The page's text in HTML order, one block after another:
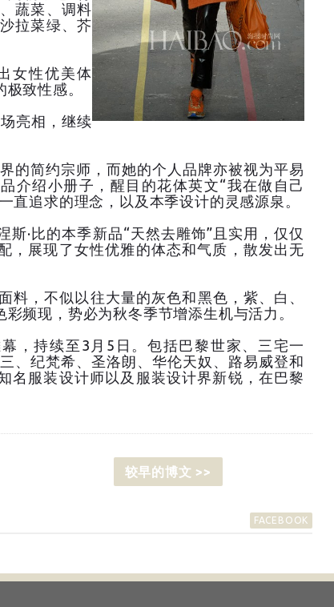
蔬菜、调料
拉菜绿、芥
女性优美体
致性感。
亮相，继续
的简约宗师，而她的个人品牌亦被视为平易
介绍小册子，醒目的花体英文“我在做自己
追求的理念，以及本季设计的灵感源泉。
·比的本季新品“天然去雕饰”且实用，仅仅
，展现了女性优雅的体态和气质，散发出无
，不似以往大量的灰色和黑色，紫、白、
频现，势必为秋冬季节增添生机与活力。
，持续至3月5日。包括巴黎世家、三宅一
、纪梵希、圣洛朗、华伦天奴、路易威登和
名服装设计师以及服装设计界新锐，在巴黎
较早的博文 >>
FACEBOOK